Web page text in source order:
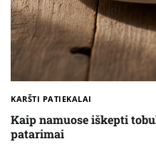
KARŠTI PATIEKALAI
Kaip namuose iškepti
patarimai